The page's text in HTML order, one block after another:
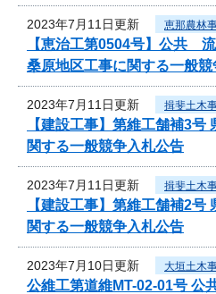
2023年7月11日更新 恵那農林
【恵治工第0504号】公共
桑原地区工事に関する一般
2023年7月11日更新 揖斐土木
【建設工事】第維工舗補3
関する一般競争入札公告
2023年7月11日更新 揖斐土木
【建設工事】第維工舗補2
関する一般競争入札公告
2023年7月10日更新 大垣土木
公維工第道維MT-02-01号 公